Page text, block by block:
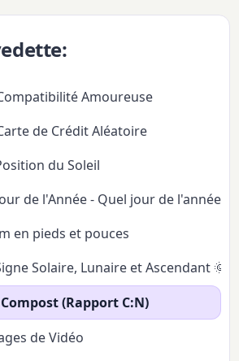
Amoureuse
de Crédit Aléatoire
du Soleil
de l'Année - Quel jour de l'année
en pieds et pouces
Solaire, Lunaire et Ascendant
(Rapport C:N)
de Vidéo